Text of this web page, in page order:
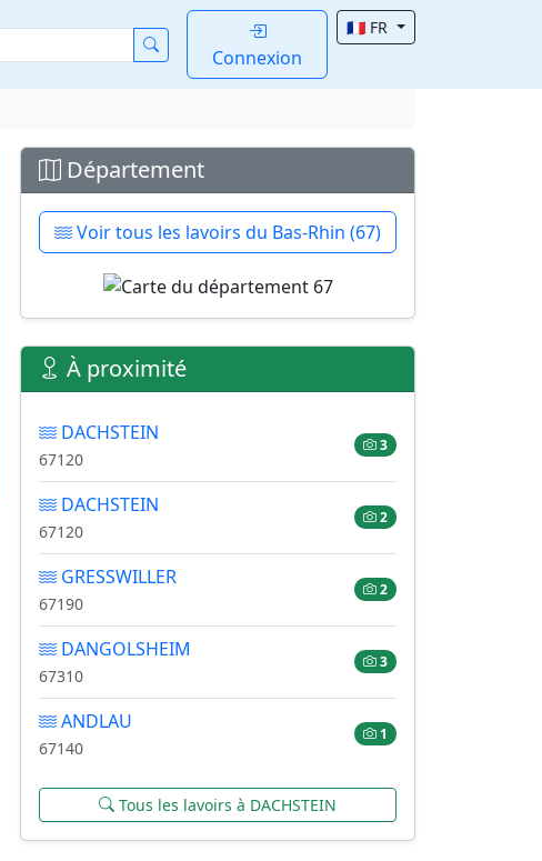
Connexion
🇫🇷 FR
Département
Voir tous les lavoirs du Bas-Rhin (67)
À proximité
DACHSTEIN
67120
3
DACHSTEIN
67120
2
GRESSWILLER
67190
2
DANGOLSHEIM
67310
3
ANDLAU
67140
1
Tous les lavoirs à DACHSTEIN